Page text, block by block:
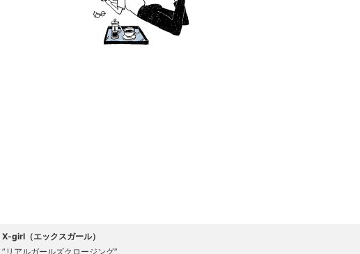
X-girl（エックスガール）
”リアルガールズクロージング”